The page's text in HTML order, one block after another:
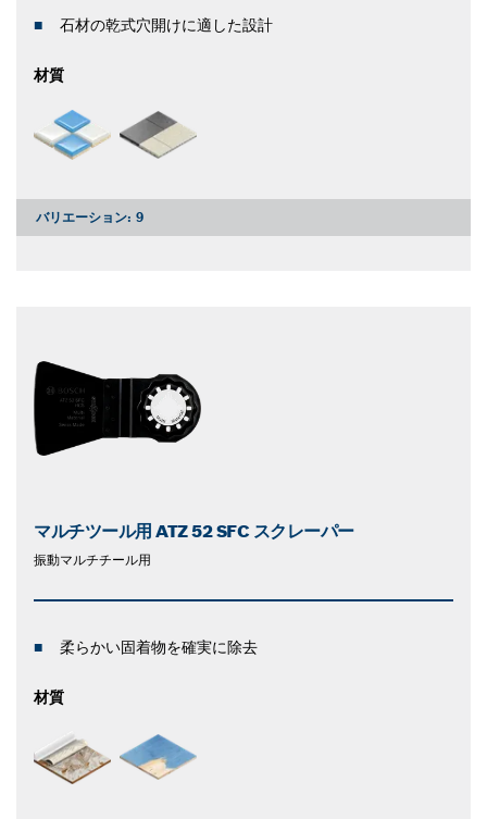
石材の乾式穴開けに適した設計
材質
バリエーション: 9
マルチツール用 ATZ 52 SFC スクレーパー
振動マルチチール用
柔らかい固着物を確実に除去
材質